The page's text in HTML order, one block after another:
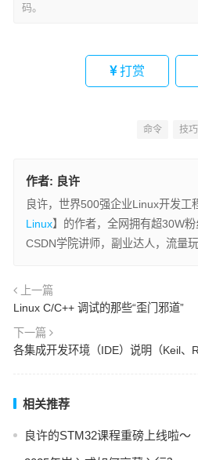
码。
打赏
命令 技巧
作者: 良许
良许，世界500强企业Linux开发工
Linux】的作者，全网拥有超30W粉
CSDN学院讲师，副业达人，流量
上一篇
Linux C/C++ 调试的那些“歪门邪道”
下一篇
各集成开发环境（IDE）说明（Keil、
相关推荐
良许的STM32课程重磅上线啦～